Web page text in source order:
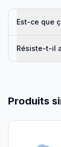
Est-ce que
Résiste-t-il
Produits